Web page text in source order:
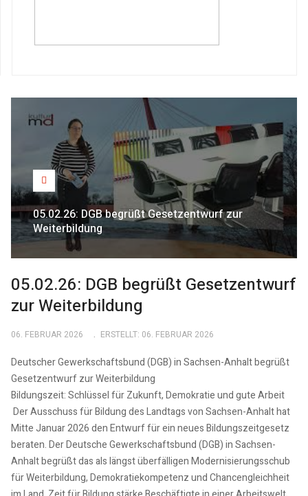
05.02.26: DGB begrüßt Gesetzentwurf zur
Weiterbildung
05.02.26: DGB begrüßt Gesetzentwurf
zur Weiterbildung
06. FEBRUAR 2026 ERSTELLT: 06. FEBRUAR 2026
Deutscher Gewerkschaftsbund (DGB) in Sachsen-Anhalt begrüßt
Gesetzentwurf zur Weiterbildung
Bildungszeit: Schlüssel für Zukunft, Demokratie und gute Arbeit
Der Ausschuss für Bildung des Landtags von Sachsen-Anhalt hat
Mitte Januar 2026 den Entwurf für ein neues Bildungszeitgesetz
beraten. Der Deutsche Gewerkschaftsbund (DGB) in Sachsen-
Anhalt begrüßt das als längst überfälligen Modernisierungsschub
für Weiterbildung, Demokratiekompetenz und Chancengleichheit